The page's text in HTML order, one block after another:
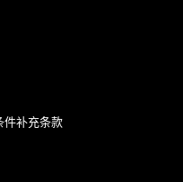
件补充条款